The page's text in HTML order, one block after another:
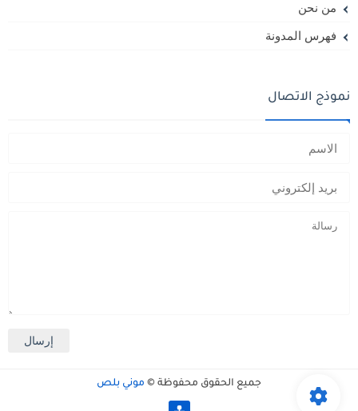
من نحن
فهرس المدونة
نموذج الاتصال
جميع الحقوق محفوظة © موني بلص